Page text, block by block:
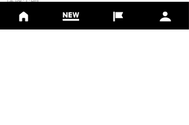
​イベント依頼
プライバシーポリシー